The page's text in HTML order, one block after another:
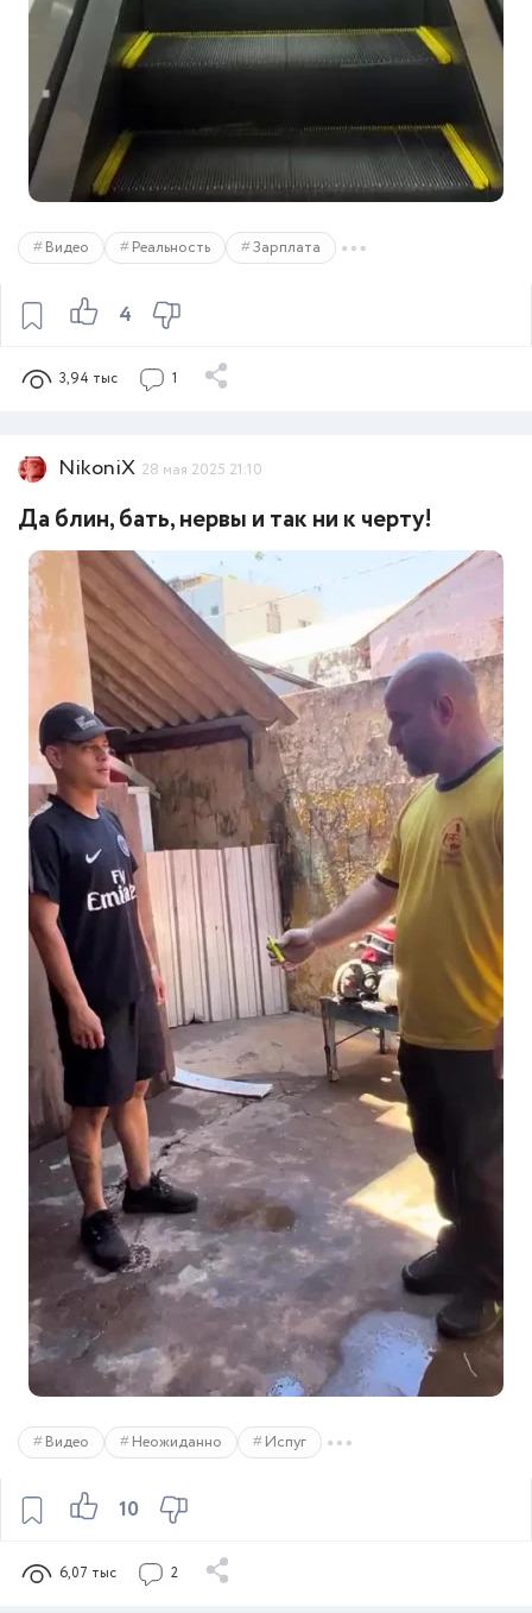
4
Видео Реальность Зарплата
3,94 тыс 1
10
NikoniX 28 мая 2025 21:10
Да блин, бать, нервы и так ни к черту!
Видео Неожиданно Испуг
6,07 тыс 2